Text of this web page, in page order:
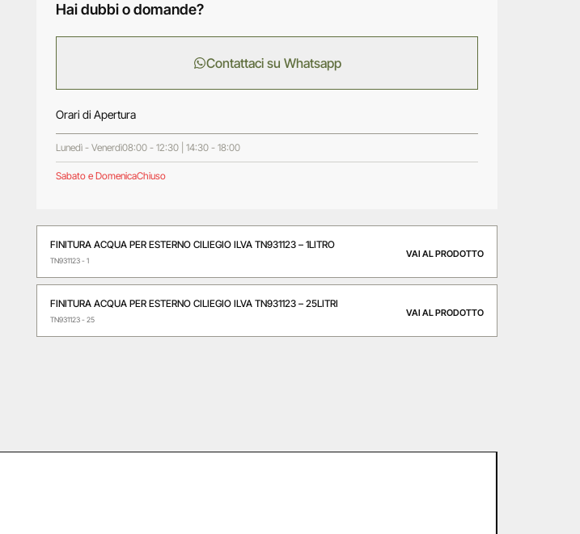
Hai dubbi o domande?
Contattaci su Whatsapp
Orari di Apertura
Lunedì - Venerdì08:00 - 12:30 | 14:30 - 18:00
Sabato e DomenicaChiuso
FINITURA ACQUA PER ESTERNO CILIEGIO ILVA TN931123 – 1LITRO
TN931123 - 1
VAI AL PRODOTTO
FINITURA ACQUA PER ESTERNO CILIEGIO ILVA TN931123 – 25LITRI
TN931123 - 25
VAI AL PRODOTTO